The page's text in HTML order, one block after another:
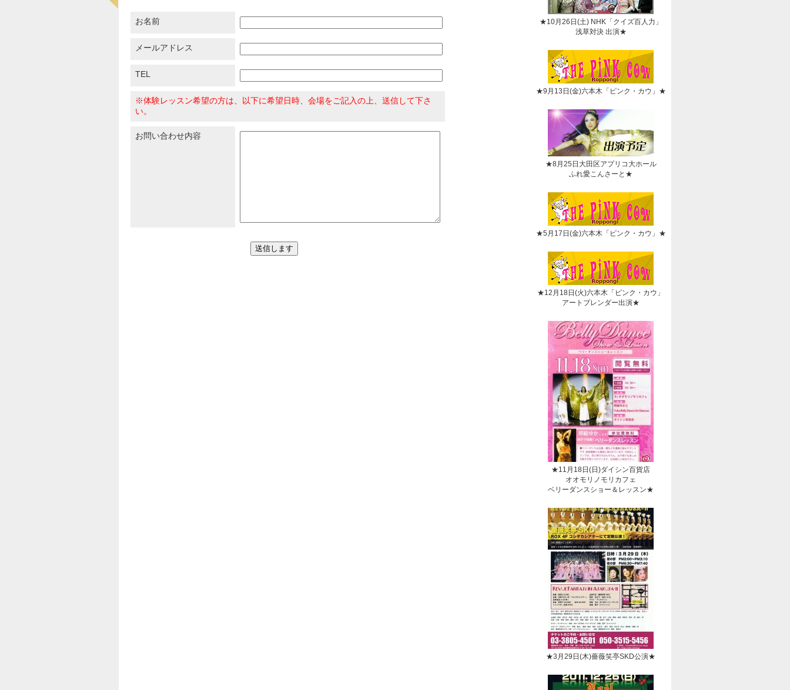
お名前
メールアドレス
TEL
※体験レッスン希望の方は、以下に希望日時、会場をご記入の上、送信して下さ
い。
お問い合わせ内容
★10月26日(土) NHK「クイズ百人力」
浅草対決 出演★
★9月13日(金)六本木「ピンク・カウ」★
★8月25日大田区アプリコ大ホール
ふれ愛こんさーと★
★5月17日(金)六本木「ピンク・カウ」★
★12月18日(火)六本木「ピンク・カウ」
アートブレンダー出演★
★11月18日(日)ダイシン百貨店
オオモリノモリカフェ
ベリーダンスショー＆レッスン★
★3月29日(木)薔薇笑亭SKD公演★